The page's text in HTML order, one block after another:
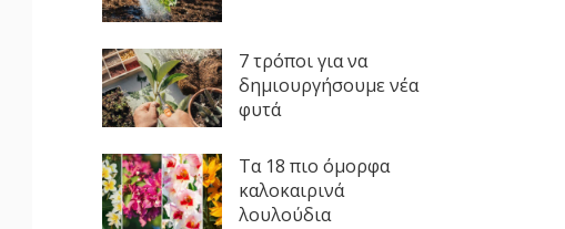
7 τρόποι για να
δημιουργήσουμε νέα
φυτά
Τα 18 πιο όμορφα
καλοκαιρινά
λουλούδια